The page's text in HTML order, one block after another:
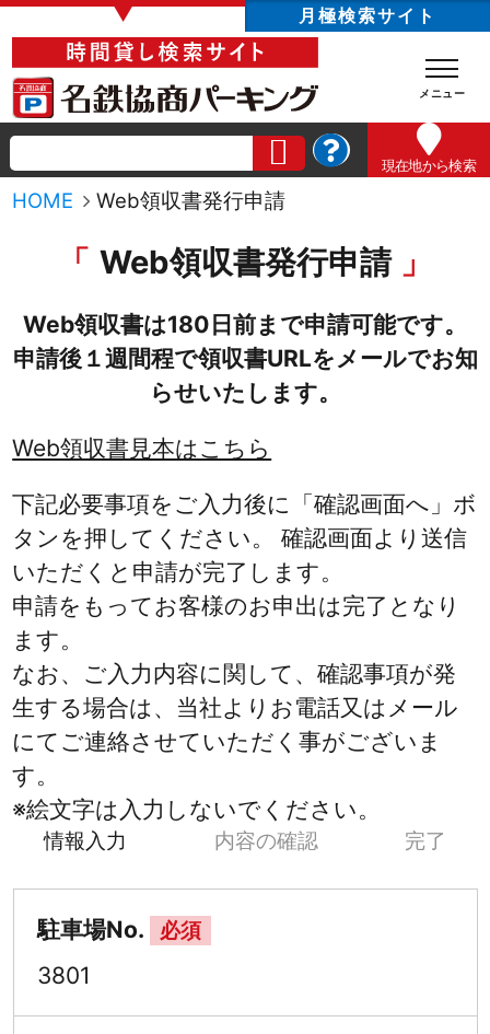
▼ 月極検索サイト
現在地から検索
HOME Web領収書発行申請
Web領収書発行申請
Web領収書は180日前まで申請可能です。
申請後１週間程で領収書URLをメールでお知
らせいたします。
Web領収書見本はこちら
下記必要事項をご入力後に「確認画面へ」ボ
タンを押してください。 確認画面より送信
いただくと申請が完了します。
申請をもってお客様のお申出は完了となり
ます。
なお、ご入力内容に関して、確認事項が発
生する場合は、当社よりお電話又はメール
にてご連絡させていただく事がございま
す。
※絵文字は入力しないでください。
情報入力 内容の確認 完了
駐車場No. 必須
3801